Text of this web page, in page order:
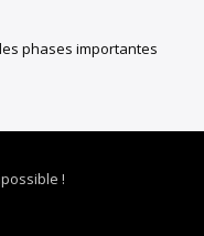
phases importantes
!